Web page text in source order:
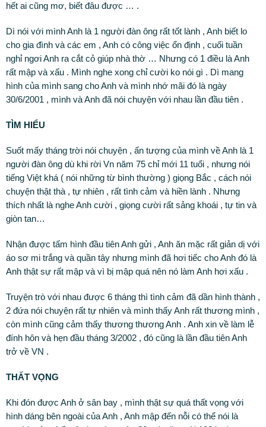
hết ai cũng mơ, biết đâu được … .
Dì nói với mình Anh là 1 người đàn ông rất tốt lành , Anh biết lo
cho gia đình và các em , Anh có công việc ổn định , cuối tuần
nghỉ ngơi Anh ra cắt cỏ giúp nhà thờ … Nhưng có 1 điều là Anh
rất mập và xấu . Mình nghe xong chỉ cười ko nói gì . Dì mang
hình của mình sang cho Anh và mình nhớ mãi đó là ngày
30/6/2001 , mình và Anh đã nói chuyện với nhau lần đầu tiên .
TÌM HIỂU
Suốt mấy tháng trời nói chuyện , ấn tượng của mình về Anh là 1
người đàn ông dù khi rời Vn năm 75 chỉ mới 11 tuổi , nhưng nói
tiếng Việt khá ( nói những từ bình thường ) giọng Bắc , cách nói
chuyện thật thà , tự nhiên , rất tình cảm và hiền lành . Nhưng
thích nhất là nghe Anh cười , giọng cười rất sảng khoái , tự tin và
giòn tan…
Nhận được tấm hình đầu tiên Anh gửi , Anh ăn mặc rất giản dị với
áo sơ mi trắng và quần tây nhưng mình đã hơi tiếc cho Anh đó là
Anh thật sự rất mập và vì bị mập quá nên nó làm Anh hơi xấu .
Truyện trò với nhau được 6 tháng thì tình cảm đã dần hình thành ,
2 đứa nói chuyện rất tự nhiên và mình thấy Anh rất thương mình ,
còn mình cũng cảm thấy thương thương Anh . Anh xin về làm lễ
đính hôn và hẹn đầu tháng 3/2002 , đó cũng là lần đầu tiên Anh
trở về VN .
THẤT VỌNG
Khi đón được Anh ở sân bay , mình thật sự quá thất vọng với
hình dáng bên ngoài của Anh , Anh mập đến nỗi có thể nói là